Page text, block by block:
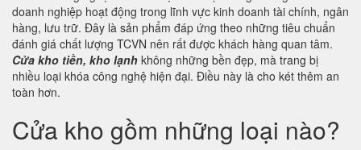
doanh nghiệp hoạt động trong lĩnh vực kinh doanh tài chính, ngân
hàng, lưu trữ. Đây là sản phẩm đáp ứng theo những tiêu chuẩn
đánh giá chất lượng TCVN nên rất được khách hàng quan tâm.
Cửa kho tiền, kho lạnh không những bền đẹp, mà trang bị
nhiều loại khóa công nghệ hiện đại. Điều này là cho két thêm an
toàn hơn.
Cửa kho gồm những loại nào?